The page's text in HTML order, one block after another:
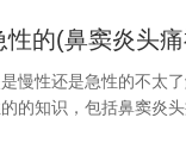
的(鼻窦炎头
慢性还是急性的不太
的知识，包括鼻窦炎